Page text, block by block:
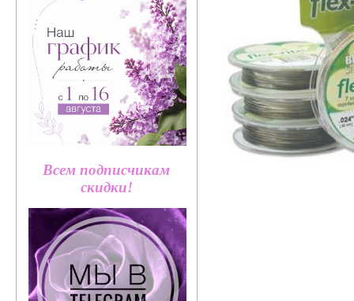
Всем подписчикам
скидки!